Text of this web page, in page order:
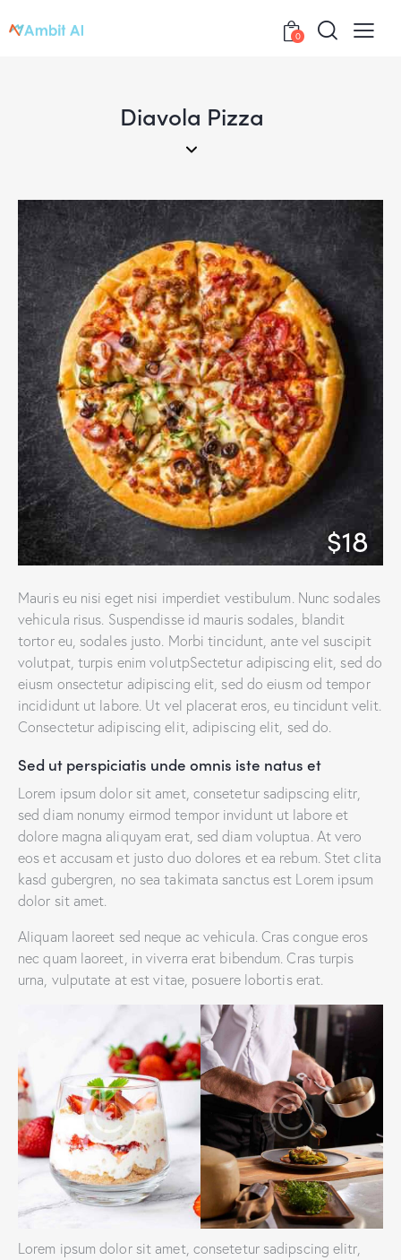
0
Diavola Pizza
$18
Mauris eu nisi eget nisi imperdiet vestibulum. Nunc sodales
vehicula risus. Suspendisse id mauris sodales, blandit
tortor eu, sodales justo. Morbi tincidunt, ante vel suscipit
volutpat, turpis enim volutpSectetur adipiscing elit, sed do
eiusm onsectetur adipiscing elit, sed do eiusm od tempor
incididunt ut labore. Ut vel placerat eros, eu tincidunt velit.
Consectetur adipiscing elit, adipiscing elit, sed do.
Sed ut perspiciatis unde omnis iste natus et
Lorem ipsum dolor sit amet, consetetur sadipscing elitr,
sed diam nonumy eirmod tempor invidunt ut labore et
dolore magna aliquyam erat, sed diam voluptua. At vero
eos et accusam et justo duo dolores et ea rebum. Stet clita
kasd gubergren, no sea takimata sanctus est Lorem ipsum
dolor sit amet.
Aliquam laoreet sed neque ac vehicula. Cras congue eros
nec quam laoreet, in viverra erat bibendum. Cras turpis
urna, vulputate at est vitae, posuere lobortis erat.
Lorem ipsum dolor sit amet, consetetur sadipscing elitr,